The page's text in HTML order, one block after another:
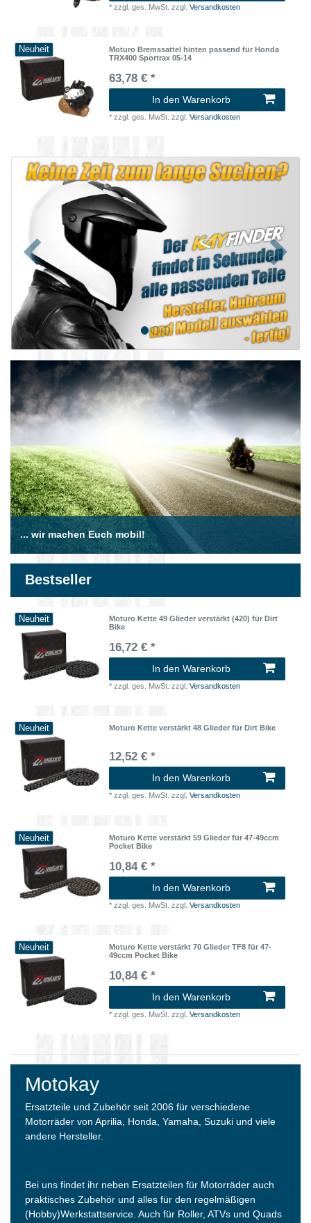
*zzgl. ges. MwSt. zzgl.Versandkosten
Neuheit
Moturo Bremssattel hinten passend für Honda
TRX400 Sportrax 05-14
63,78 € *
In den Warenkorb
*zzgl. ges. MwSt. zzgl.Versandkosten
Zurück
... wir machen Euch mobil!
Bestseller
Neuheit
Moturo Kette 49 Glieder verstärkt (420) für Dirt
Bike
16,72 € *
In den Warenkorb
*zzgl. ges. MwSt. zzgl.Versandkosten
Neuheit Moturo Kette verstärkt 48 Glieder für Dirt Bike
12,52 € *
In den Warenkorb
*zzgl. ges. MwSt. zzgl.Versandkosten
Neuheit
Moturo Kette verstärkt 59 Glieder für 47-49ccm
Pocket Bike
10,84 € *
In den Warenkorb
*zzgl. ges. MwSt. zzgl.Versandkosten
Neuheit
Moturo Kette verstärkt 70 Glieder TF8 für 47-
49ccm Pocket Bike
10,84 € *
In den Warenkorb
*zzgl. ges. MwSt. zzgl.Versandkosten
Motokay
Ersatzteile und Zubehör seit 2006 für verschiedene
Motorräder von Aprilia, Honda, Yamaha, Suzuki und viele
andere Hersteller.
Bei uns findet ihr neben Ersatzteilen für Motorräder auch
praktisches Zubehör und alles für den regelmäßigen
(Hobby)Werkstattservice. Auch für Roller, ATVs und Quads